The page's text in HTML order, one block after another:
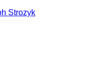
Strozyk